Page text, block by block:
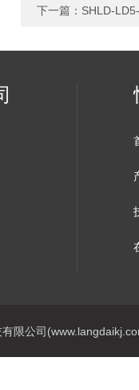
下一篇： SHLD-
有限公司